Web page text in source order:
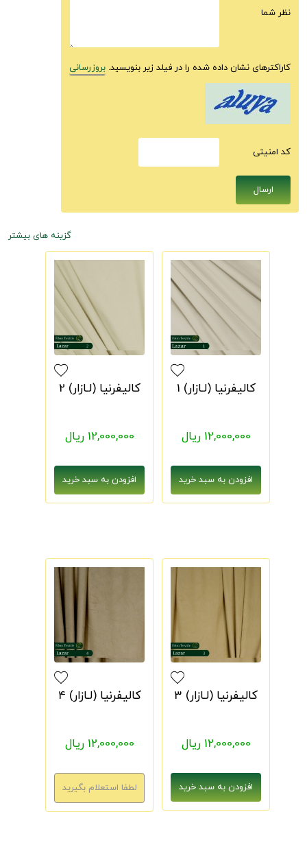
نظر شما
کاراکترهای نشان داده شده را در فیلد زیر بنویسید. بروزرسانی
كد امنيتى
گزینه های بیشتر
کالیفرنیا (لـازار) 1
12,000,000 ریال
کالیفرنیا (لـازار) 2
12,000,000 ریال
کالیفرنیا (لـازار) 3
12,000,000 ریال
کالیفرنیا (لـازار) 4
12,000,000 ریال